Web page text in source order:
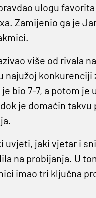
ulogu
Zamijenio ga je
više od rivala
najužoj konkurenciji
bio 7-7, a potom je
je domaćin
jaki vjetar i
na probijanja. U
imao tri ključna